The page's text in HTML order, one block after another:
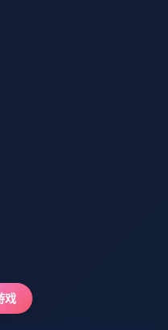
戏